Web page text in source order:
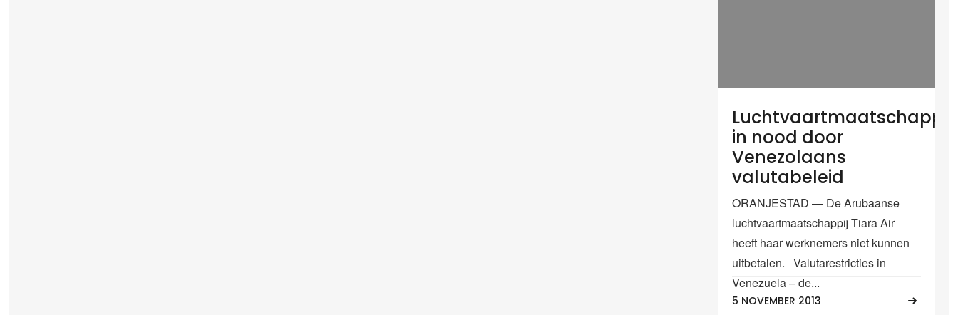
Luchtvaartmaatschappij
in nood door
Venezolaans
valutabeleid
ORANJESTAD — De Arubaanse
luchtvaartmaatschappij Tiara Air
heeft haar werknemers niet kunnen
uitbetalen. Valutarestricties in
Venezuela – de...
5 NOVEMBER 2013